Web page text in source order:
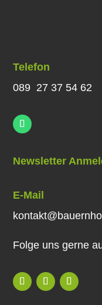
Telefon
089 27 37 54 62
Newsletter
E-Mail
Folge uns gerne